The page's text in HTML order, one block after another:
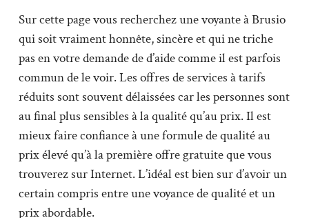
Sur cette page vous recherchez une voyante à Brusio
qui soit vraiment honnête, sincère et qui ne triche
pas en votre demande de d’aide comme il est parfois
commun de le voir. Les offres de services à tarifs
réduits sont souvent délaissées car les personnes sont
au final plus sensibles à la qualité qu’au prix. Il est
mieux faire confiance à une formule de qualité au
prix élevé qu’à la première offre gratuite que vous
trouverez sur Internet. L’idéal est bien sur d’avoir un
certain compris entre une voyance de qualité et un
prix abordable.